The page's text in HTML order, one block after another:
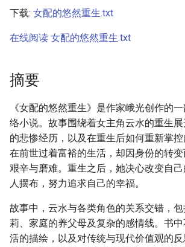
搜
索
下载: 女配的悠然重生.txt
在线阅读 女配的悠然重生.txt
摘要
《女配的悠然重生》是作家峨光创作的
络小说。故事围绕着女主角云水的重生
的悲惨经历，以及在重生后如何重新掌
在前世过着富裕的生活，却因身份的转
艰辛与磨难。重生之后，她决心改变自
人摆布，努力追求自己的幸福。
故事中，云水与各类角色的关系交错，
莉、家庭的养父母及复杂的感情线。书
活的描绘，以及对传统与现代价值观的